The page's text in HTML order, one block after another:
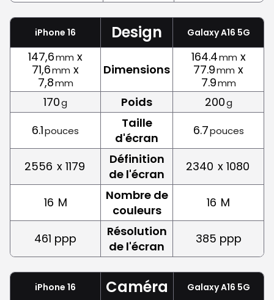
iPhone 16 Design Galaxy A16 5G
147,6mm x
71,6mm x
7,8mm
Dimensions
164.4mm x
77.9mm x
7.9mm
170g Poids 200g
6.1pouces
Taille
d'écran
6.7pouces
2556 x 1179
Définition
de l'écran
2340 x 1080
16 M
Nombre de
couleurs
16 M
461 ppp
Résolution
de l'écran
385 ppp
iPhone 16 Caméra Galaxy A16 5G